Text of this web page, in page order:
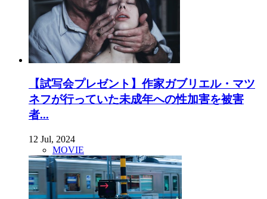
【試写会プレゼント】作家ガブリエル・マツ
ネフが行っていた未成年への性加害を被害
者...
12 Jul, 2024
MOVIE